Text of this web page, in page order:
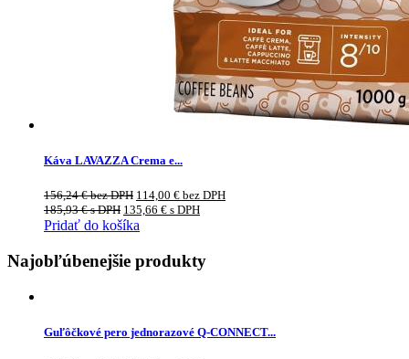
Káva LAVAZZA Crema e...
156,24€bez DPH 114,00 € bez DPH
185,93€s DPH 135,66 € s DPH
Pridať do košíka
Najobľúbenejšie produkty
Guľôčkové pero jednorazové Q-CONNECT...